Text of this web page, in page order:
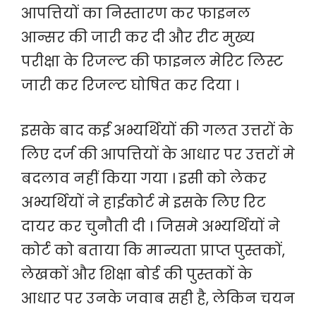
आपत्तियों का निस्तारण कर फाइनल
आन्सर की जारी कर दी और रीट मुख्य
परीक्षा के रिजल्ट की फाइनल मेरिट लिस्ट
जारी कर रिजल्ट घोषित कर दिया ।
इसके बाद कई अभ्यर्थियों की गलत उत्तरों के
लिए दर्ज की आपत्तियों के आधार पर उत्तरों मे
बदलाव नहीं किया गया । इसी को लेकर
अभ्यर्थियों ने हाईकोर्ट मे इसके लिए रिट
दायर कर चुनौती दी । जिसमे अभ्यर्थियों ने
कोर्ट को बताया कि मान्यता प्राप्त पुस्तकों,
लेखकों और शिक्षा बोर्ड की पुस्तकों के
आधार पर उनके जवाब सही है, लेकिन चयन